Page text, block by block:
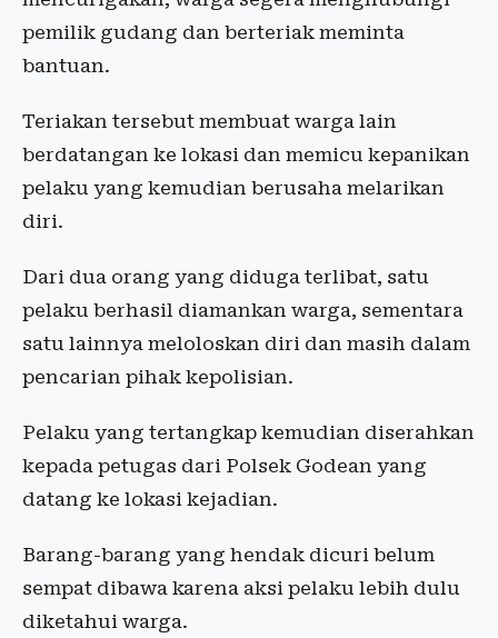
pemilik gudang dan berteriak meminta
bantuan.
Teriakan tersebut membuat warga lain
berdatangan ke lokasi dan memicu kepanikan
pelaku yang kemudian berusaha melarikan
diri.
Dari dua orang yang diduga terlibat, satu
pelaku berhasil diamankan warga, sementara
satu lainnya meloloskan diri dan masih dalam
pencarian pihak kepolisian.
Pelaku yang tertangkap kemudian diserahkan
kepada petugas dari Polsek Godean yang
datang ke lokasi kejadian.
Barang-barang yang hendak dicuri belum
sempat dibawa karena aksi pelaku lebih dulu
diketahui warga.